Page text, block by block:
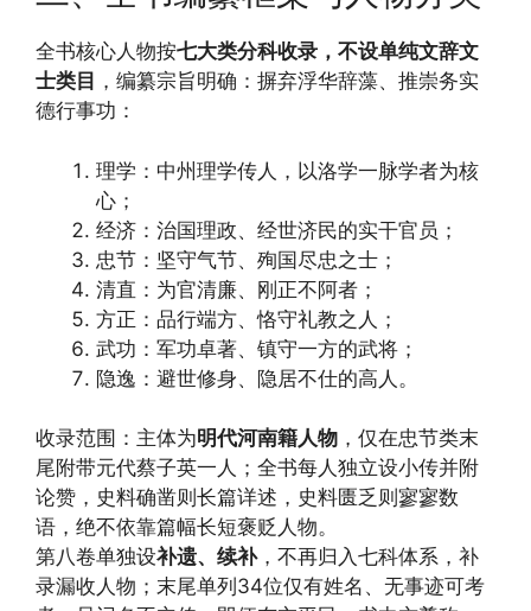
全书核心人物按七大类分科收录，不设单纯文辞文
士类目 ，编纂宗旨明确：摒弃浮华辞藻、推崇务实
德行事功：
理学：中州理学传人，以洛学一脉学者为核
心；
经济：治国理政、经世济民的实干官员；
忠节：坚守气节、殉国尽忠之士；
清直：为官清廉、刚正不阿者；
方正：品行端方、恪守礼教之人；
武功：军功卓著、镇守一方的武将；
隐逸：避世修身、隐居不仕的高人。
收录范围：主体为明代河南籍人物 ，仅在忠节类末
尾附带元代蔡子英一人；全书每人独立设小传并附
论赞，史料确凿则长篇详述，史料匮乏则寥寥数
语，绝不依靠篇幅长短褒贬人物。
第八卷单独设补遗、续补，不再归入七科体系，补
录漏收人物；末尾单列34位仅有姓名、无事迹可考